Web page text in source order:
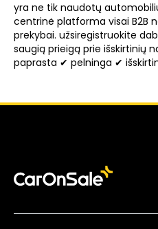
yra ne tik naudotų
centrinė platforma visai B2B
prekybai. užsiregistruokite
saugią prieigą prie išskirtinių
paprasta ✔ pelninga ✔